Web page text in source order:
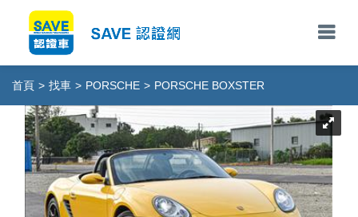
首頁 > 找車 > PORSCHE > PORSCHE BOXSTER